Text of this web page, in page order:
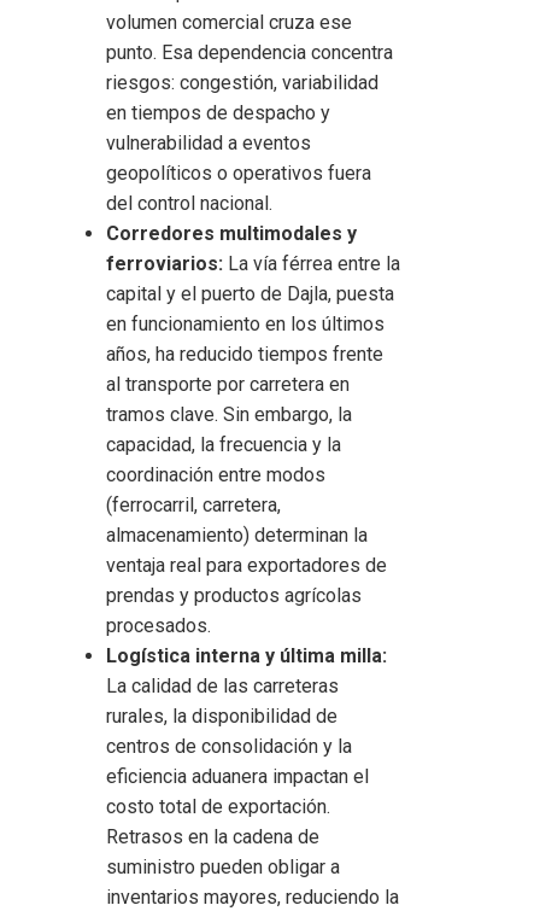
volumen comercial cruza ese
punto. Esa dependencia concentra
riesgos: congestión, variabilidad
en tiempos de despacho y
vulnerabilidad a eventos
geopolíticos o operativos fuera
del control nacional.
Corredores multimodales y
ferroviarios: La vía férrea entre la
capital y el puerto de Dajla, puesta
en funcionamiento en los últimos
años, ha reducido tiempos frente
al transporte por carretera en
tramos clave. Sin embargo, la
capacidad, la frecuencia y la
coordinación entre modos
(ferrocarril, carretera,
almacenamiento) determinan la
ventaja real para exportadores de
prendas y productos agrícolas
procesados.
Logística interna y última milla:
La calidad de las carreteras
rurales, la disponibilidad de
centros de consolidación y la
eficiencia aduanera impactan el
costo total de exportación.
Retrasos en la cadena de
suministro pueden obligar a
inventarios mayores, reduciendo la